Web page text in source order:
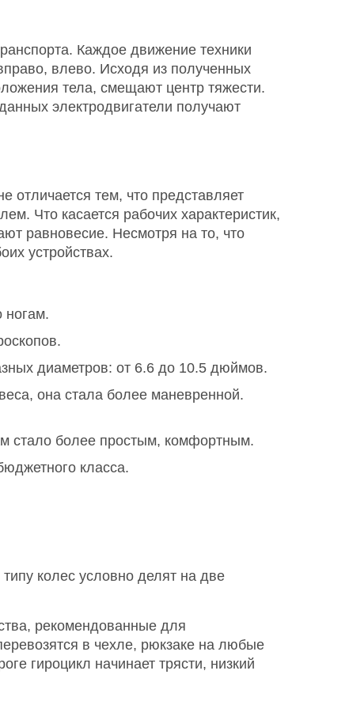
Каждое движение техники
влево. Исходя из полученных
тела, смещают центр тяжести.
электродвигатели получают
отличается тем, что представляет
Что касается рабочих характеристик,
равновесие. Несмотря на то, что
устройствах.
ногам.
диаметров: от 6.6 до 10.5 дюймов.
она стала более маневренной.
стало более простым, комфортным.
класса.
колес условно делят на две
рекомендованные для
в чехле, рюкзаке на любые
гироцикл начинает трясти, низкий